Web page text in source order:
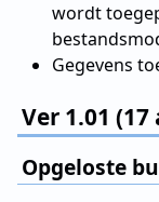
wordt
Gegevens
Ver 1.01
Opgeloste